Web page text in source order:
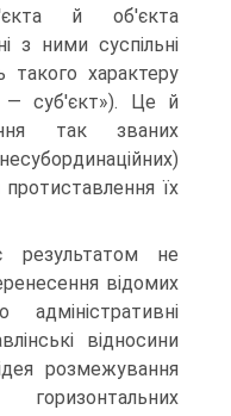
й об'єкта
з ними суспільні
такого характеру
— суб'єкт»). Це й
так званих
протиставлення їх
результатом не
відомих
відносини
розмежування